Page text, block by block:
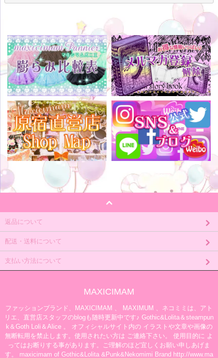
返品について
配送・送料について
支払い方法について
MAXICIMAM
ファッションブランド、MAXICIMAM 、 MAXIMUM 、ネコミミは、アト
リエ、直営店スタッフのblogも随時更新中です♪ Gothic&Lolita＆steampun
k＆Goth Loli＆Alice 。 オフィシャルサイト内の イラストや文章や画像の
無断転用を禁止します。使用されたい方は ご連絡下さい。 使用目的に よ
ってはお断りする事があります。ご理解のほど宜しくお願い申しあげま
す。 maxicimam of Gothic&Lolita &Punk&Nekomimi Brand http://www.ma